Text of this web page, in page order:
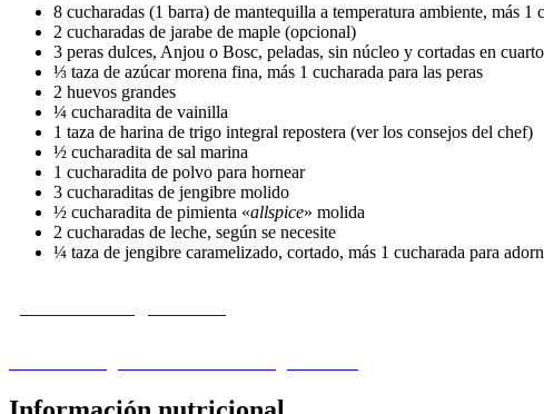
8 cucharadas (1 barra) de mantequilla a temperatura ambiente, más 1
2 cucharadas de jarabe de maple (opcional)
3 peras dulces, Anjou o Bosc, peladas, sin núcleo y cortadas en
⅓ taza de azúcar morena fina, más 1 cucharada para las peras
2 huevos grandes
¼ cucharadita de vainilla
1 taza de harina de trigo integral repostera (ver los consejos del chef)
½ cucharadita de sal marina
1 cucharadita de polvo para hornear
3 cucharaditas de jengibre molido
½ cucharadita de pimienta «allspice» molida
2 cucharadas de leche, según se necesite
¼ taza de jengibre caramelizado, cortado, más 1 cucharada para